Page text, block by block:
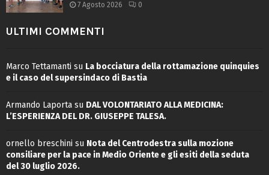
7 Agosto 2026 0
ULTIMI COMMENTI
Marco Tettamanti su La bocciatura della rottamazione quinquies
e il caso del supersindaco di Bastia
Armando Laporta su DAL VOLONTARIATO ALLA MEDICINA:
L’ESPERIENZA DEL DR. GIUSEPPE TALESA.
ornello breschini su Nota del Centrodestra sulla mozione
consiliare per la pace in Medio Oriente e gli esiti della seduta
del 30 luglio 2026.